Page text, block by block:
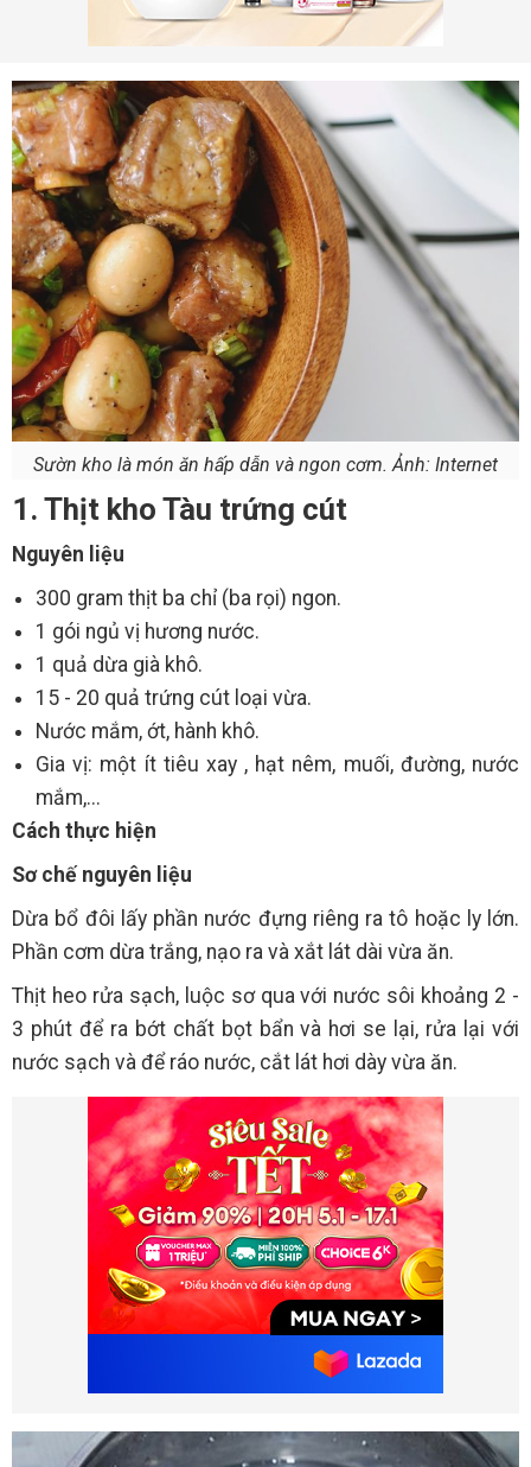
Sườn kho là món ăn hấp dẫn và ngon cơm. Ảnh: Internet
1. Thịt kho Tàu trứng cút
Nguyên liệu
300 gram thịt ba chỉ (ba rọi) ngon.
1 gói ngủ vị hương nước.
1 quả dừa già khô.
15 - 20 quả trứng cút loại vừa.
Nước mắm, ớt, hành khô.
Gia vị: một ít tiêu xay , hạt nêm, muối, đường, nước
mắm,...
Cách thực hiện
Sơ chế nguyên liệu
Dừa bổ đôi lấy phần nước đựng riêng ra tô hoặc ly lớn.
Phần cơm dừa trắng, nạo ra và xắt lát dài vừa ăn.
Thịt heo rửa sạch, luộc sơ qua với nước sôi khoảng 2 -
3 phút để ra bớt chất bọt bẩn và hơi se lại, rửa lại với
nước sạch và để ráo nước, cắt lát hơi dày vừa ăn.